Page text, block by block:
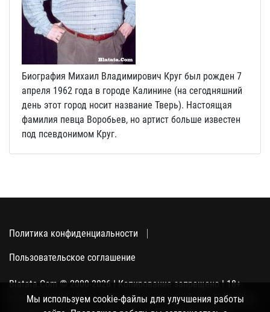
Биография Михаил Владимирович Круг был рожден 7
апреля 1962 года в городе Калинине (на сегодняшний
день этот город носит название Тверь). Настоящая
фамилия певца Воробьев, но артист больше известен
под псевдонимом Круг.
Политика конфиденциальности
Пользовательское соглашение
Blatata.Com © 2000-2026 | Копирование запрещено | 18+
Использование сайта подразумевает ваше полное согласие
Мы используем cookie-файлы для улучшения работы